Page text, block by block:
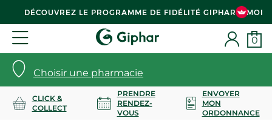
DÉCOUVREZ LE PROGRAMME DE FIDÉLITÉ GIPHAR & MOI
Choisir une pharmacie
0
CLICK &
COLLECT
PRENDRE
RENDEZ-
VOUS
ENVOYER
MON
ORDONNANCE